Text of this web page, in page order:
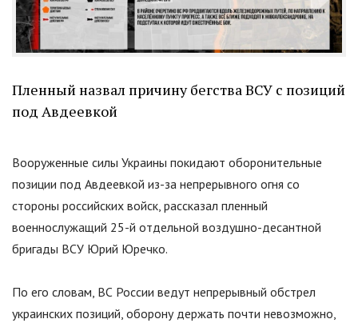
Пленный назвал причину бегства ВСУ с позиций
под Авдеевкой
Вооруженные силы Украины покидают оборонительные
позиции под Авдеевкой из-за непрерывного огня со
стороны российских войск, рассказал пленный
военнослужащий 25-й отдельной воздушно-десантной
бригады ВСУ Юрий Юречко.
По его словам, ВС России ведут непрерывный обстрел
украинских позиций, оборону держать почти невозможно,